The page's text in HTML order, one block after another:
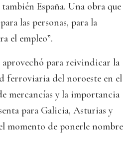
España. Una obra que
las personas, para la
el empleo”.
aprovechó para reivindicar la
ferroviaria del noroeste en el
mercancías y la importancia
para Galicia, Asturias y
momento de ponerle nombre